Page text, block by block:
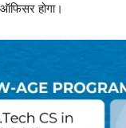
होगा।